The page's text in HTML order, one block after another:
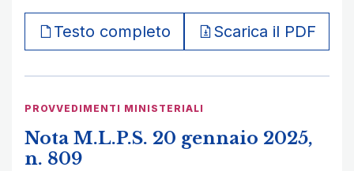
Testo completo Scarica il PDF
PROVVEDIMENTI MINISTERIALI
Nota M.L.P.S. 20 gennaio 2025,
n. 809